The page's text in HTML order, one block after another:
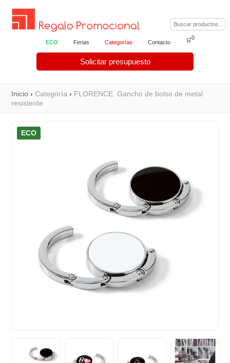
ECO Ferias Categorías Contacto
Solicitar presupuesto
🛒0
Inicio ›Categoría › FLORENCE. Gancho de bolso de metal
resistente
ECO